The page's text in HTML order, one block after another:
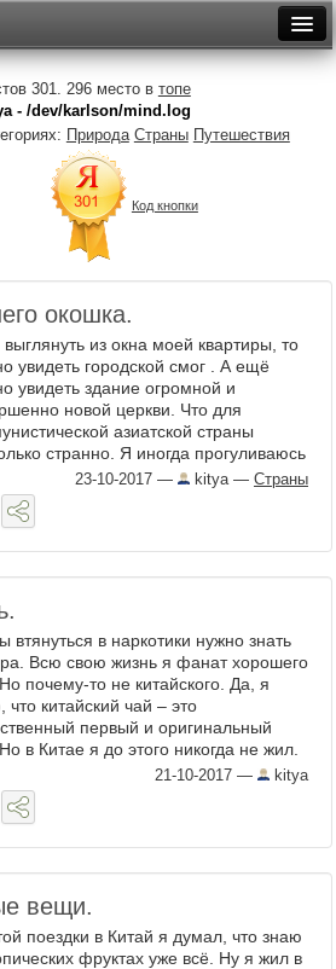
Неделя
Месяц
Рейтинги
Архив
Фототоп
Видеотоп
301. 296 место в топе
- /dev/karlson/mind.log
Природа Страны Путешествия
Код кнопки
окошка.
выглянуть из окна моей квартиры, то
увидеть городской смог . А ещё
увидеть здание огромной и
новой церкви. Что для
азиатской страны
странно. Я иногда прогуливаюсь
Вот там, на берегу озера Душу
совершенно новая ...
23-10-2017 — kitya— Страны
втянуться в наркотики нужно знать
Всю свою жизнь я фанат хорошего
почему-то не китайского. Да, я
что китайский чай – это
первый и оригинальный
в Китае я до этого никогда не жил.
чая я, пожалуй, не знал
кроме Пуэр и ...
21-10-2017 — kitya
вещи.
поездки в Китай я думал, что знаю
фруктах уже всё. Ну я жил в